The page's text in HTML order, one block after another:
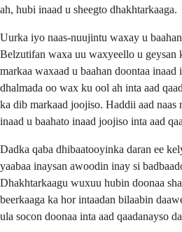
ah, hubi inaad u sheegto dhakhtarkaaga.
Uurka iyo naas-nuujintu waxay u
Belzutifan waxa uu waxyeello u geysan
markaa waxaad u baahan doontaa inaad
dhalmada oo wax ku ool ah inta aad
ka dib markaad joojiso. Haddii aad naas
inaad u baahato inaad joojiso inta aad
Dadka qaba dhibaatooyinka daran ee
yaabaa inaysan awoodin inay si
Dhakhtarkaagu wuxuu hubin doonaa
beerkaaga ka hor intaadan bilaabin
ula socon doonaa inta aad qaadanayso